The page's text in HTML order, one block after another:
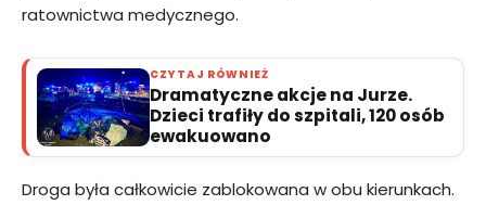
ratownictwa medycznego.
CZYTAJ RÓWNIEŻ
Dramatyczne akcje na Jurze.
Dzieci trafiły do szpitali, 120 osób
ewakuowano
Droga była całkowicie zablokowana w obu kierunkach.